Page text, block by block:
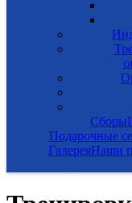
Сборы
Подарочные
ГалереяНаши